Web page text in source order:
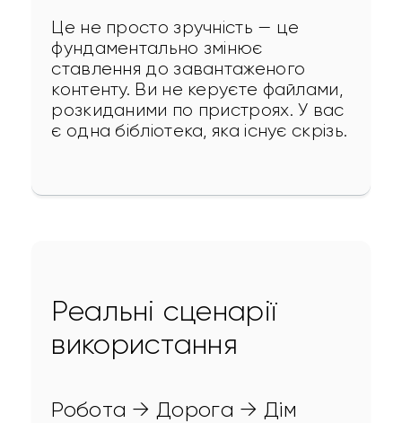
Це не просто зручність — це
фундаментально змінює
ставлення до завантаженого
контенту. Ви не керуєте файлами,
розкиданими по пристроях. У вас
є одна бібліотека, яка існує скрізь.
Реальні сценарії
використання
Робота → Дорога → Дім